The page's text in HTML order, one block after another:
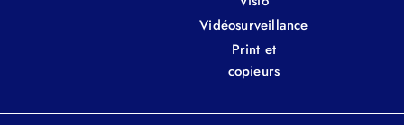
Vidéosurveillance
Print et
copieurs